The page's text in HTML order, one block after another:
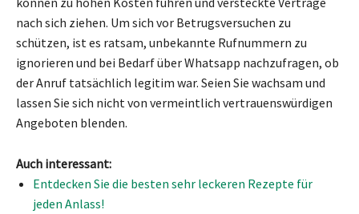
nach sich ziehen. Um sich vor Betrugsversuchen zu
schützen, ist es ratsam, unbekannte Rufnummern zu
ignorieren und bei Bedarf über Whatsapp nachzufragen, ob
der Anruf tatsächlich legitim war. Seien Sie wachsam und
lassen Sie sich nicht von vermeintlich vertrauenswürdigen
Angeboten blenden.
Auch interessant:
Entdecken Sie die besten sehr leckeren Rezepte für
jeden Anlass!